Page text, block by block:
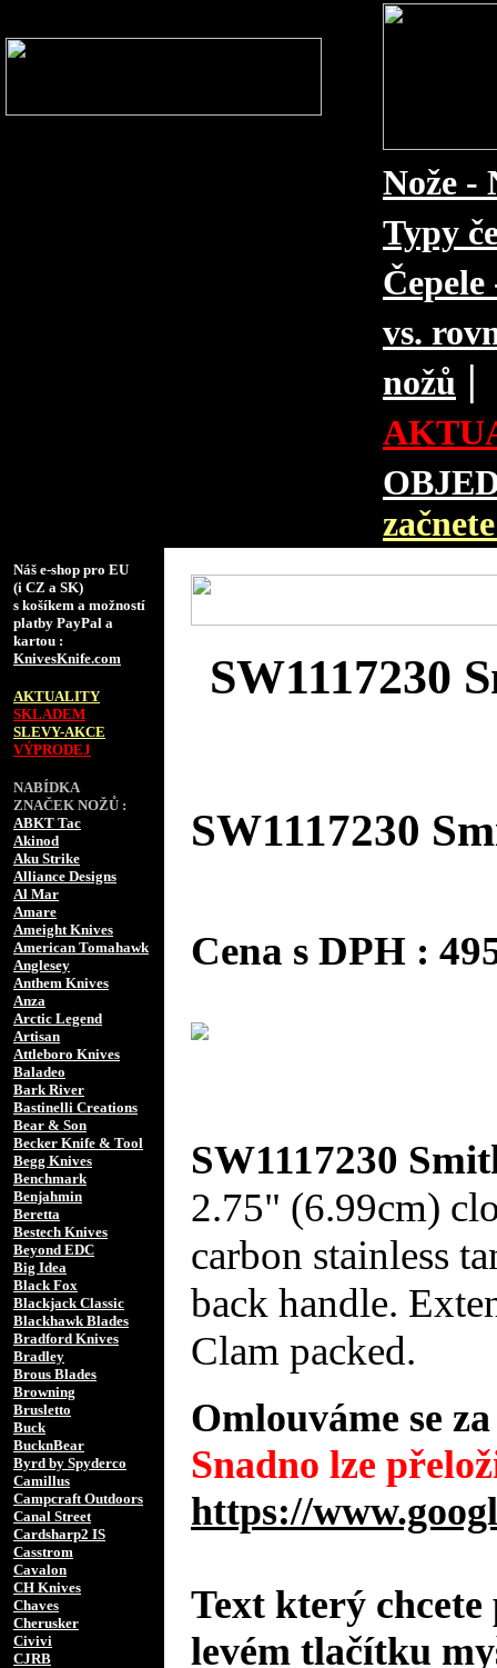
Nože -
Typy
vs.
nožů |
Náš e-shop pro EU
(i CZ a SK)
s košíkem a možností
platby PayPal a
kartou :
KnivesKnife.com
AKTUALITY
SKLADEM
SLEVY-AKCE
VÝPRODEJ
NABÍDKA
ZNAČEK NOŽŮ :
ABKT Tac
Akinod
Aku Strike
Alliance Designs
Al Mar
Amare
Ameight Knives
American Tomahawk
Anglesey
Anthem Knives
Anza
Arctic Legend
Artisan
Attleboro Knives
Baladeo
Bark River
Bastinelli Creations
Bear & Son
Becker Knife & Tool
Begg Knives
Benchmark
Benjahmin
Beretta
Bestech Knives
Beyond EDC
Big Idea
Black Fox
Blackjack Classic
Blackhawk Blades
Bradford Knives
Bradley
Brous Blades
Browning
Brusletto
Buck
BucknBear
Byrd by Spyderco
Camillus
Campcraft Outdoors
Canal Street
Cardsharp2 IS
Casstrom
Cavalon
CH Knives
Chaves
Cherusker
Civivi
CJRB
SW1117230
SW1117230
Cena s DPH :
SW1117230
2.75" (6.99cm)
carbon stainless
back handle.
Clam packed.
Omlouváme se
Snadno lze
https://
Text který
levém tlačítku